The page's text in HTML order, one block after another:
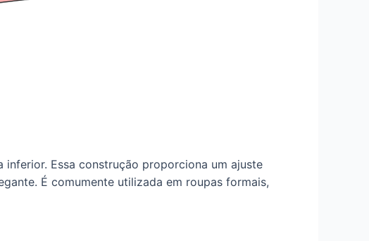
Essa construção proporciona um ajuste
É comumente utilizada em roupas formais,